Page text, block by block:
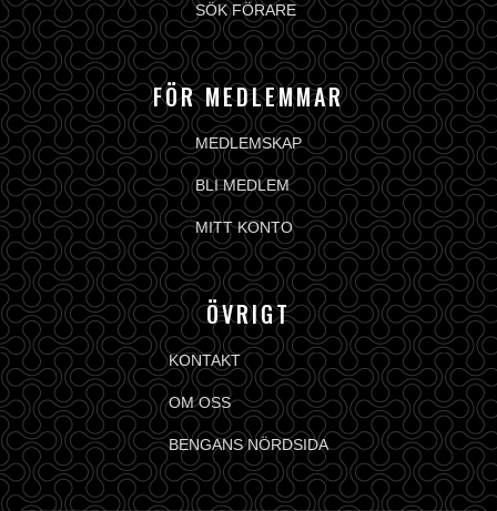
SÖK FÖRARE
FÖR MEDLEMMAR
MEDLEMSKAP
BLI MEDLEM
MITT KONTO
ÖVRIGT
KONTAKT
OM OSS
BENGANS NÖRDSIDA